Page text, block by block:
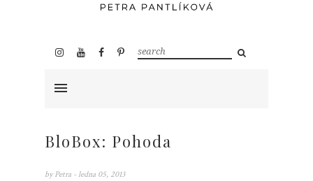
BloBox: Pohoda
by Petra - ledna 05, 2013